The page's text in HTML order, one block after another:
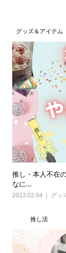
グッズ＆アイテム
推し・本人不在
なに...
2023.02.04 グッ
推し活